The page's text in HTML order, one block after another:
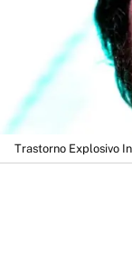
Trastorno Explosivo